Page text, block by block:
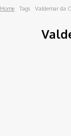
Home Tags Valdemar da